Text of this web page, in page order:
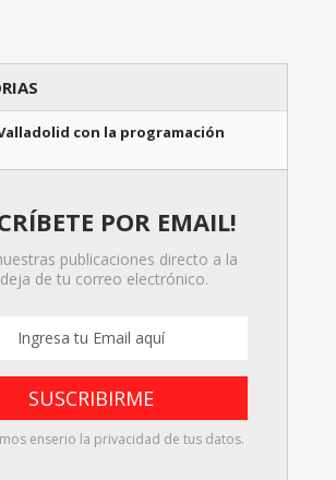
con la programación
POR EMAIL!
publicaciones directo a la
de tu correo electrónico.
enserio la privacidad de tus datos.